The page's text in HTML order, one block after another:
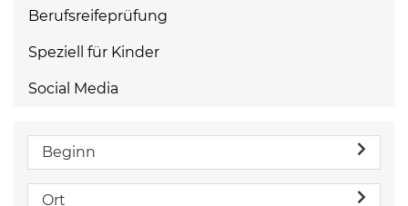
Berufsreifeprüfung
Speziell für Kinder
Social Media
Beginn
Ort